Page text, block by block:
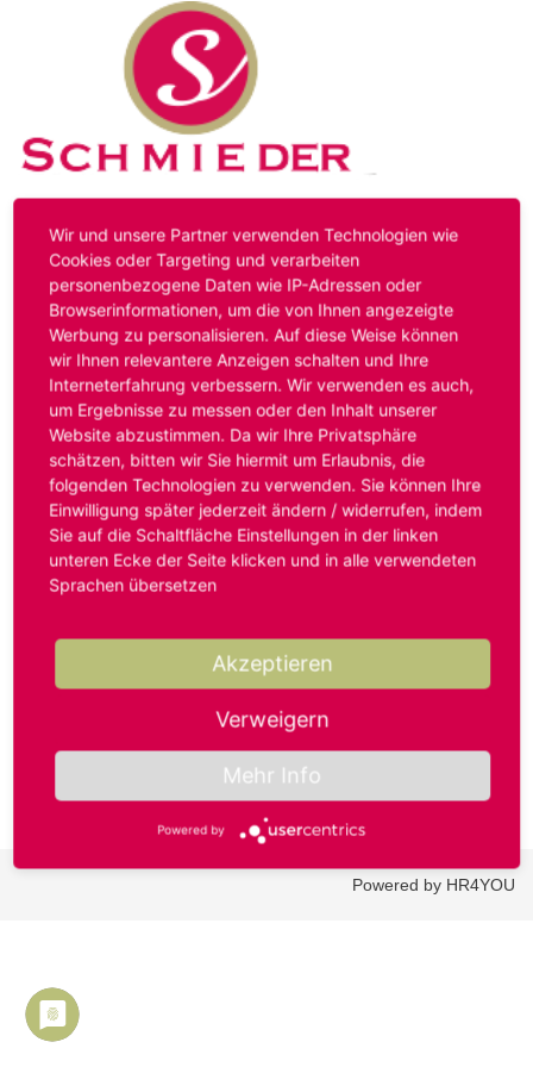
Kontakt Impressum Datenschutz
Hinweis:Das von ihnen aufgerufene Stellenangebot ist
bereits ausgelaufen. Alternative Stellenanzeigen finden
Sie unter:
www.schmieder-personal.de/stellenangebote
Oder Sie bewerben sich
initiativund wir suchen für Sie
passende Stellenangebote.
Anmelden
Benutzername oder E-Mail-Adresse*
Passwort*
Powered by HR4YOU
Wir und unsere Partner verwenden Technologien wie
Cookies oder Targeting und verarbeiten
personenbezogene Daten wie IP-Adressen oder
Browserinformationen, um die von Ihnen angezeigte
Werbung zu personalisieren. Auf diese Weise können
wir Ihnen relevantere Anzeigen schalten und Ihre
Interneterfahrung verbessern. Wir verwenden es auch,
um Ergebnisse zu messen oder den Inhalt unserer
Website abzustimmen. Da wir Ihre Privatsphäre
schätzen, bitten wir Sie hiermit um Erlaubnis, die
folgenden Technologien zu verwenden. Sie können Ihre
Einwilligung später jederzeit ändern / widerrufen, indem
Sie auf die Schaltfläche Einstellungen in der linken
unteren Ecke der Seite klicken und in alle verwendeten
Sprachen übersetzen
Akzeptieren
Verweigern
Mehr Info
Powered by